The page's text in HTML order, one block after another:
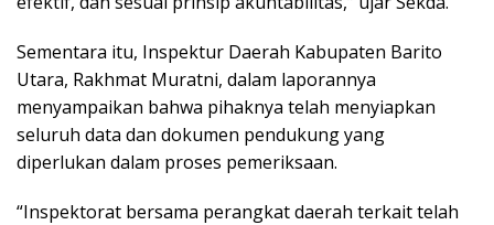
Sementara itu, Inspektur Daerah Kabupaten Barito
Utara, Rakhmat Muratni, dalam laporannya
menyampaikan bahwa pihaknya telah menyiapkan
seluruh data dan dokumen pendukung yang
diperlukan dalam proses pemeriksaan.
“Inspektorat bersama perangkat daerah terkait telah